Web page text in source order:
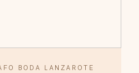
BODA LANZAROTE